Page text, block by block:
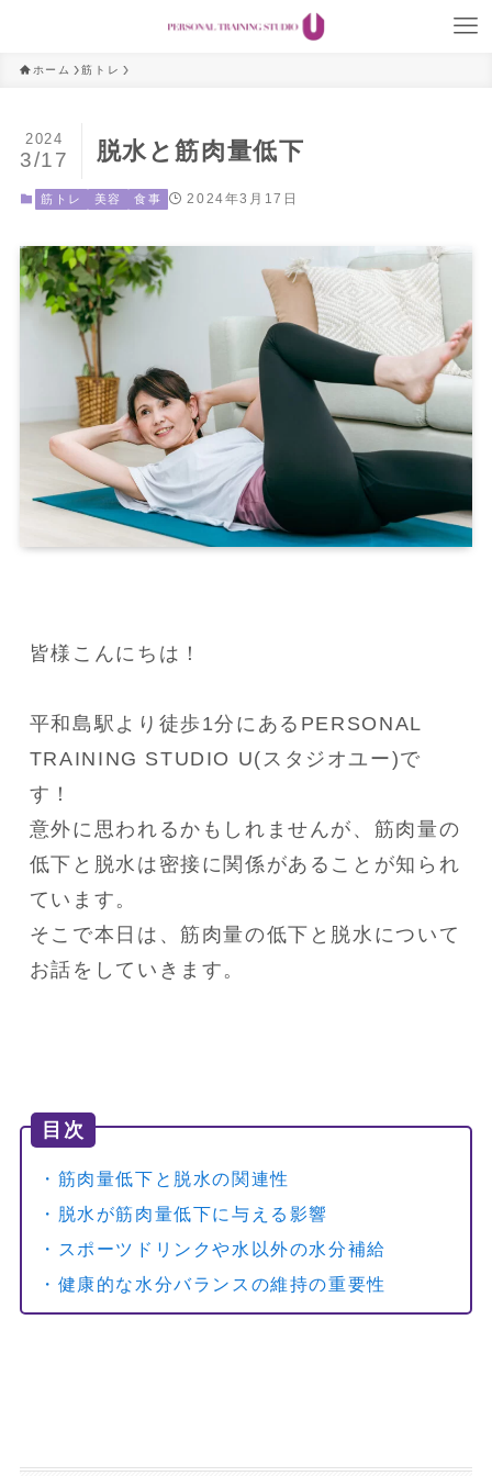
ホーム 筋トレ
脱水と筋肉量低下
2024
3/17
筋トレ 美容 食事 2024年3月17日
皆様こんにちは！
平和島駅より徒歩1分にあるPERSONAL
TRAINING STUDIO U(スタジオユー)で
す！
意外に思われるかもしれませんが、筋肉量の
低下と脱水は密接に関係があることが知られ
ています。
そこで本日は、筋肉量の低下と脱水について
お話をしていきます。
目次
・筋肉量低下と脱水の関連性
・脱水が筋肉量低下に与える影響
・スポーツドリンクや水以外の水分補給
・健康的な水分バランスの維持の重要性